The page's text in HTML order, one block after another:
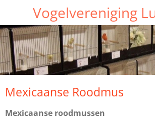
naar
de
hoofdinhoud
Vogelvereniging
Mexicaanse Roodmus
Mexicaanse roodmussen